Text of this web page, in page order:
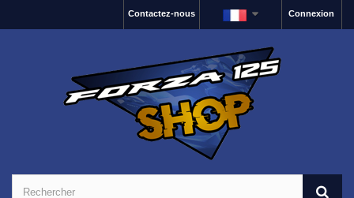
Connexion
Contactez-nous